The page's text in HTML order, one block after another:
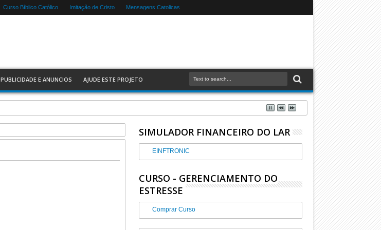
Curso Bíblico Católico Imitação de Cristo Mensagens Catolicas
PUBLICIDADE E ANUNCIOS AJUDE ESTE PROJETO
SIMULADOR FINANCEIRO DO LAR
EINFTRONIC
CURSO - GERENCIAMENTO DO
ESTRESSE
Comprar Curso